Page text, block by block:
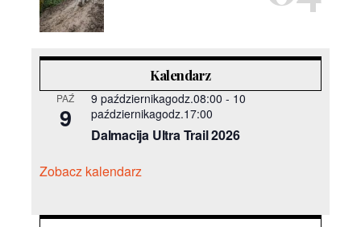
Kalendarz
PAŹ
9
9 październikagodz.08:00 - 10
październikagodz.17:00
Dalmacija Ultra Trail 2026
Zobacz kalendarz